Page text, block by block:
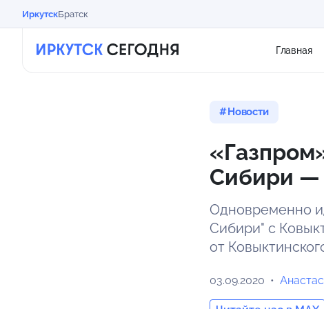
ИркутскБратск
Главная
Новости
Сибири —
Одновременно
Сибири" с
от
03.09.2020